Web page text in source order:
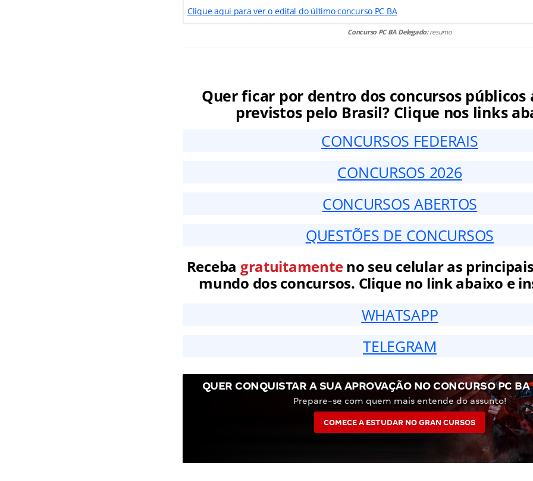
Clique aqui para ver o edital do último concurso PC BA
Concurso PC BA Delegado:resumo
Quer ficar por dentro dos concursos públicos
previstos pelo Brasil? Clique nos links
CONCURSOS FEDERAIS
CONCURSOS 2026
CONCURSOS ABERTOS
QUESTÕES DE CONCURSOS
Receba gratuitamenteno seu celular as
mundo dos concursos. Clique no link abaixo e
WHATSAPP
TELEGRAM
QUER CONQUISTAR A SUA APROVAÇÃO NO CONCURSO PC
Prepare-se com quem mais entende do assunto!
COMECE A ESTUDAR NO GRAN CURSOS